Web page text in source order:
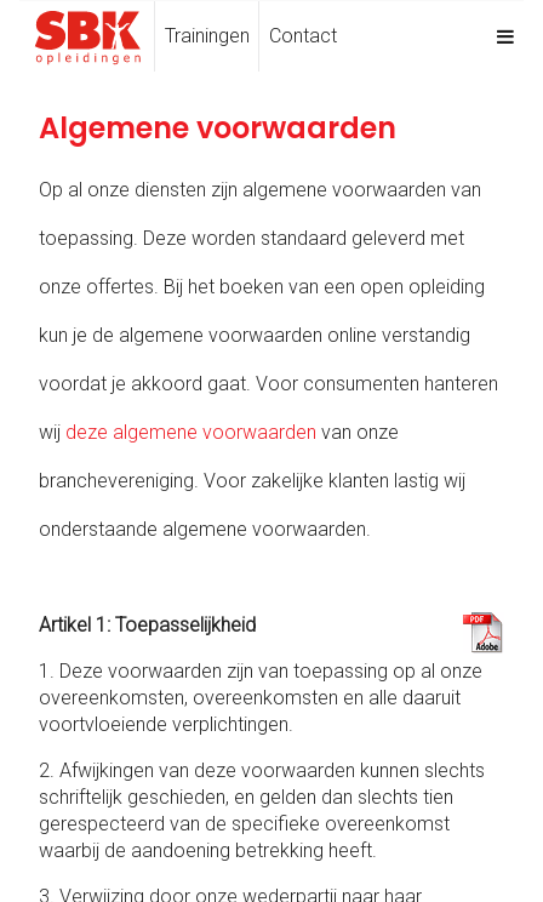
Trainingen Contact
Algemene voorwaarden
Op al onze diensten zijn algemene voorwaarden van
toepassing. Deze worden standaard geleverd met
onze offertes. Bij het boeken van een open opleiding
kun je de algemene voorwaarden online verstandig
voordat je akkoord gaat. Voor consumenten hanteren
wij deze algemene voorwaarden van onze
branchevereniging. Voor zakelijke klanten lastig wij
onderstaande algemene voorwaarden.
Artikel 1: Toepasselijkheid
1. Deze voorwaarden zijn van toepassing op al onze
overeenkomsten, overeenkomsten en alle daaruit
voortvloeiende verplichtingen.
2. Afwijkingen van deze voorwaarden kunnen slechts
schriftelijk geschieden, en gelden dan slechts tien
gerespecteerd van de specifieke overeenkomst
waarbij de aandoening betrekking heeft.
3. Verwijzing door onze wederpartij naar haar